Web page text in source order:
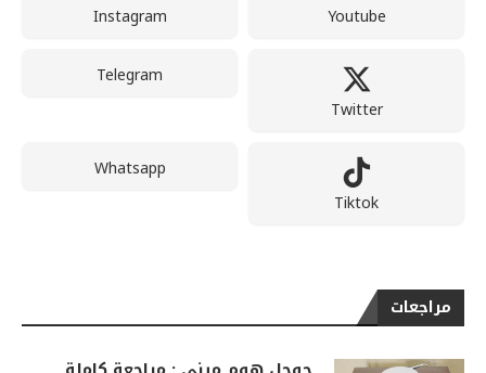
Youtube
Instagram
Twitter
Telegram
Tiktok
Whatsapp
مراجعات